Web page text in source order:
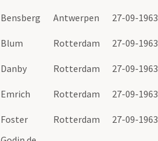
Bensberg Antwerpen 27-09-1963
Blum Rotterdam 27-09-1963
Danby Rotterdam 27-09-1963
Emrich Rotterdam 27-09-1963
Foster Rotterdam 27-09-1963